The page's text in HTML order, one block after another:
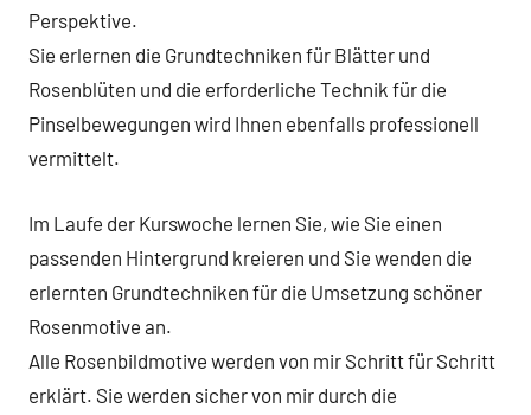
Perspektive.
Sie erlernen die Grundtechniken für Blätter und
Rosenblüten und die erforderliche Technik für die
Pinselbewegungen wird Ihnen ebenfalls professionell
vermittelt.
Im Laufe der Kurswoche lernen Sie, wie Sie einen
passenden Hintergrund kreieren und Sie wenden die
erlernten Grundtechniken für die Umsetzung schöner
Rosenmotive an.
Alle Rosenbildmotive werden von mir Schritt für Schritt
erklärt. Sie werden sicher von mir durch die